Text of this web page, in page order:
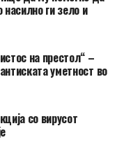
ги зело и
на престол“ –
уметност во
со вирусот